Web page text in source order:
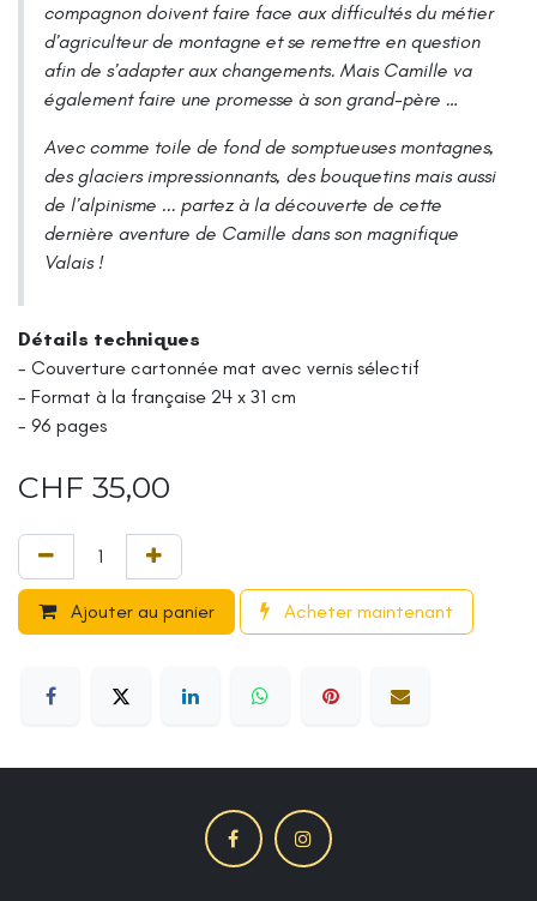
compagnon doivent faire face aux difficultés du métier
d’agriculteur de montagne et se remettre en question
afin de s’adapter aux changements. Mais Camille va
également faire une promesse à son grand-père …
Avec comme toile de fond de somptueuses montagnes,
des glaciers impressionnants, des bouquetins mais aussi
de l’alpinisme ... partez à la découverte de cette
dernière aventure de Camille dans son magnifique
Valais !
Détails techniques
- Couverture cartonnée mat avec vernis sélectif
- Format à la française 24 x 31 cm
- 96 pages
CHF 35,00
Ajouter au panier Acheter maintenant